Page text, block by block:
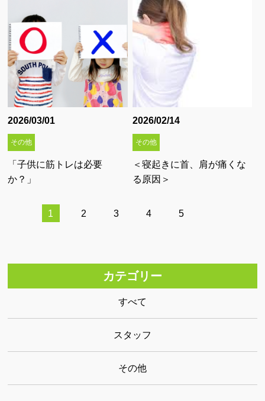
2026/03/01
その他
「子供に筋トレは必要
か？」
2026/02/14
その他
＜寝起きに首、肩が痛くな
る原因＞
1 2 3 4 5
カテゴリー
すべて
スタッフ
その他